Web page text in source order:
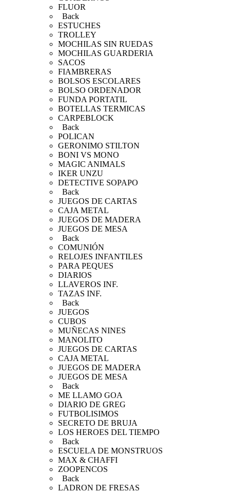
FLUOR
Back
ESTUCHES
TROLLEY
MOCHILAS SIN RUEDAS
MOCHILAS GUARDERIA
SACOS
FIAMBRERAS
BOLSOS ESCOLARES
BOLSO ORDENADOR
FUNDA PORTATIL
BOTELLAS TERMICAS
CARPEBLOCK
Back
POLICAN
GERONIMO STILTON
BONI VS MONO
MAGIC ANIMALS
IKER UNZU
DETECTIVE SOPAPO
Back
JUEGOS DE CARTAS
CAJA METAL
JUEGOS DE MADERA
JUEGOS DE MESA
Back
COMUNIÓN
RELOJES INFANTILES
PARA PEQUES
DIARIOS
LLAVEROS INF.
TAZAS INF.
Back
JUEGOS
CUBOS
MUÑECAS NINES
MANOLITO
JUEGOS DE CARTAS
CAJA METAL
JUEGOS DE MADERA
JUEGOS DE MESA
Back
ME LLAMO GOA
DIARIO DE GREG
FUTBOLISIMOS
SECRETO DE BRUJA
LOS HEROES DEL TIEMPO
Back
ESCUELA DE MONSTRUOS
MAX & CHAFFI
ZOOPENCOS
Back
LADRON DE FRESAS